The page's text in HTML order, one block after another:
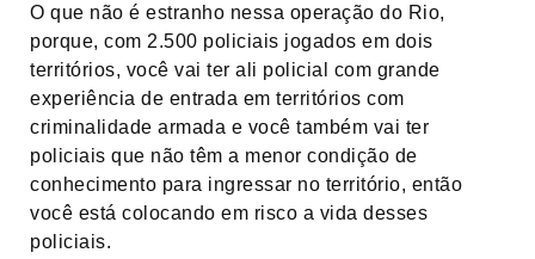
O que não é estranho nessa operação do Rio,
porque, com 2.500 policiais jogados em dois
territórios, você vai ter ali policial com grande
experiência de entrada em territórios com
criminalidade armada e você também vai ter
policiais que não têm a menor condição de
conhecimento para ingressar no território, então
você está colocando em risco a vida desses
policiais.